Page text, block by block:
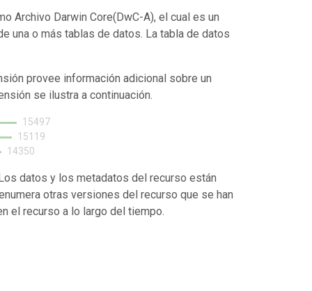
Archivo Darwin Core(DwC-A), el cual es un
una o más tablas de datos. La tabla de datos
provee información adicional sobre un
se ilustra a continuación.
15497
15119
14350
datos y los metadatos del recurso están
otras versiones del recurso que se han
el recurso a lo largo del tiempo.